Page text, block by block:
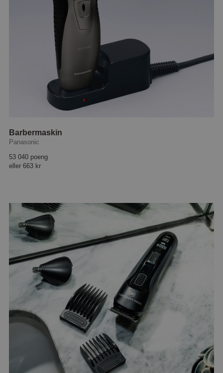
Barbermaskin
Panasonic
53 040 poeng
eller 663 kr